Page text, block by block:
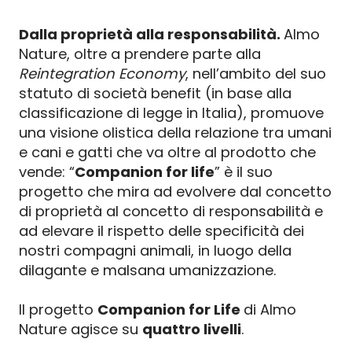
Dalla proprietà alla responsabilità. Almo
Nature, oltre a prendere parte alla
Reintegration Economy, nell’ambito del suo
statuto di società benefit (in base alla
classificazione di legge in Italia), promuove
una visione olistica della relazione tra umani
e cani e gatti che va oltre al prodotto che
vende: “Companion for life” è il suo
progetto che mira ad evolvere dal concetto
di proprietà al concetto di responsabilità e
ad elevare il rispetto delle specificità dei
nostri compagni animali, in luogo della
dilagante e malsana umanizzazione.
Il progetto Companion for Life di Almo
Nature agisce su quattro livelli.